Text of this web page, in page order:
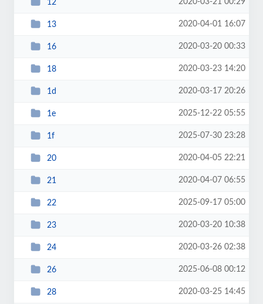
12 2020-03-21 00:29
13 2020-04-01 16:07
16 2020-03-20 00:33
18 2020-03-23 14:20
1d 2020-03-17 20:26
1e 2025-12-22 05:55
1f 2025-07-30 23:28
20 2020-04-05 22:21
21 2020-04-07 06:55
22 2025-09-17 05:00
23 2020-03-20 10:38
24 2020-03-26 02:38
26 2025-06-08 00:12
28 2020-03-25 14:45